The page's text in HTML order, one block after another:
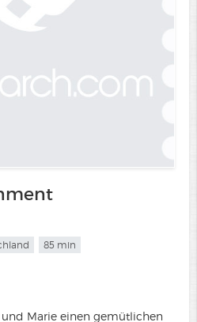
85 min
Marie einen gemütlichen